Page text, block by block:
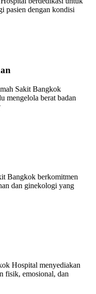
pasien dengan kondisi
Sakit Bangkok
mengelola berat badan
Bangkok berkomitmen
dan ginekologi yang
Hospital menyediakan
fisik, emosional, dan